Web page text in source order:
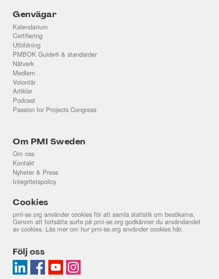
Genvägar
Kalendarium
Certifiering
Utbildning
PMBOK Guide® & standarder
Nätverk
Medlem
Volontär
Artiklar
Podcast
Passion for Projects Congress
Om PMI Sweden
Om oss
Kontakt
Nyheter & Press
Integritetspolicy
Cookies
pmi-se.org använder cookies för att samla statistik om besökarna.
Genom att fortsätta surfa på pmi-se.org godkänner du användandet
av cookies. Läs mer om hur pmi-se.org använder cookies här.
Följ oss